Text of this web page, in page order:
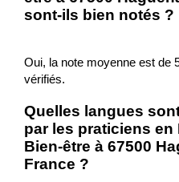
sont-ils bien notés ?
Oui, la note moyenne est de
vérifiés.
Quelles langues
par les praticiens en
Bien-être à 67500
France ?